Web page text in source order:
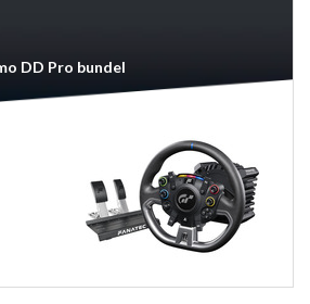
DD Pro bundel